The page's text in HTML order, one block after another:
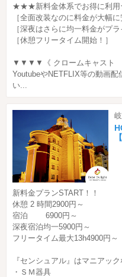
★★★新料金体系でお得に利
［全面改装なのに料金が大幅
［深夜はさらに均一料金がプラ
［休憩フリータイム開始！］
▼▼▼▼《 クロームキャスト
YoutubeやNETFLIX等の動画
い...
新料金プランSTART！！
休憩 2 時間2900円～
宿泊 6900円～
深夜宿泊均一5900円～
フリータイム最大13h4900円～
『センシュアル』はマニアッ
・ＳＭ器具